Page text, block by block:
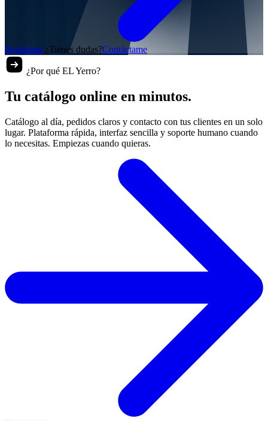
Regístrate ¿Tienes dudas?Contáctame
¿Por qué EL Yerro?
Tu catálogo online en minutos.
Catálogo al día, pedidos claros y contacto con tus clientes en un solo
lugar. Plataforma rápida, interfaz sencilla y soporte humano cuando
lo necesitas. Empiezas cuando quieras.